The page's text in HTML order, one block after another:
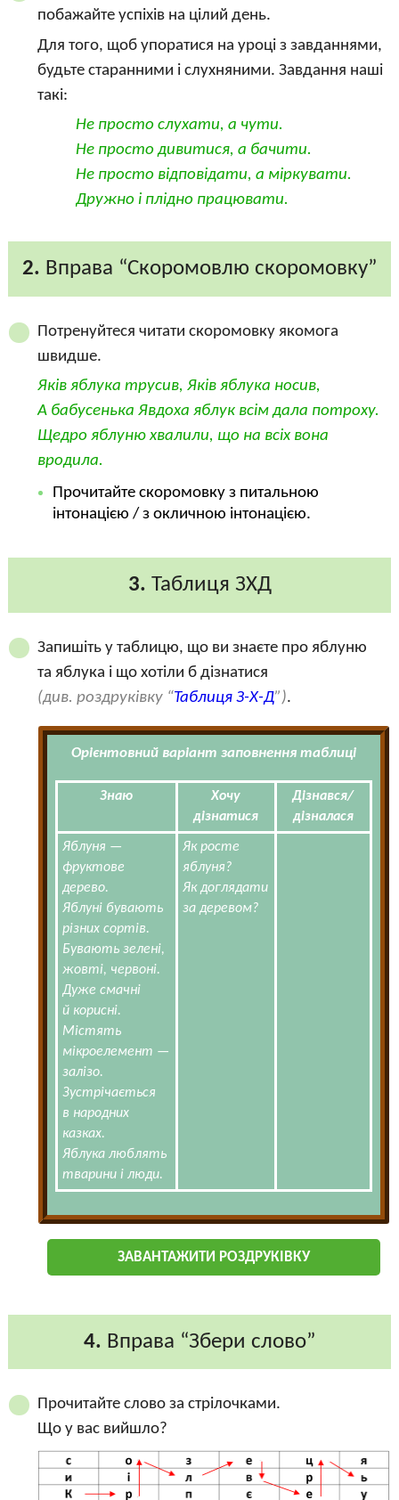
побажайте успіхів на цілий день.
Для того, щоб упоратися на уроці з завданнями,
будьте старанними і слухняними. Завдання наші
такі:
Не просто слухати, а чути.
Не просто дивитися, а бачити.
Не просто відповідати, а міркувати.
Дружно і плідно працювати.
2. Вправа “Скоромовлю скоромовку”
Потренуйтеся читати скоромовку якомога
швидше.
Яків яблука трусив, Яків яблука носив,
А бабусенька Явдоха яблук всім дала потроху.
Щедро яблуню хвалили, що на всіх вона
вродила.
Прочитайте скоромовку з питальною
інтонацією / з окличною інтонацією.
3. Таблиця ЗХД
Запишіть у таблицю, що ви знаєте про яблуню
та яблука і що хотіли б дізнатися
(див. роздруківку “Таблиця З-Х-Д”).
Орієнтовний варіант заповнення таблиці
Знаю
Хочу
дізнатися
Дізнався/
дізналася
Яблуня —
фруктове
дерево.
Яблуні бувають
різних сортів.
Бувають зелені,
жовті, червоні.
Дуже смачні
й корисні.
Містять
мікроелемент —
залізо.
Зустрічається
в народних
казках.
Яблука люблять
тварини і люди.
Як росте
яблуня?
Як доглядати
за деревом?
ЗАВАНТАЖИТИ РОЗДРУКІВКУ
4. Вправа “Збери слово”
Прочитайте слово за стрілочками.
Що у вас вийшло?